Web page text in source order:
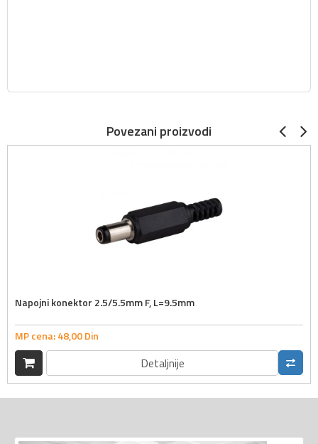
Povezani proizvodi
Napojni konektor 2.5/5.5mm F, L=9.5mm
MP cena:48,00Din
Detaljnije